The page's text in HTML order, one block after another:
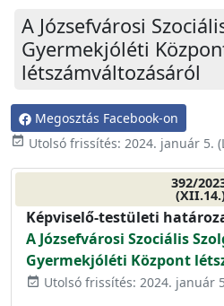
A Józsefvárosi
Gyermekjóléti
létszámváltozásáról
Megosztás Facebook-on
event_available Utolsó frissítés: 2024. január 5.
392/
Képviselő-testületi
A Józsefvárosi Szociális
Gyermekjóléti Központ
event_available Utolsó frissítés: 2024. január